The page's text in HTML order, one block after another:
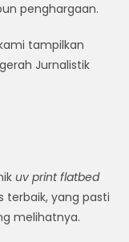
penghargaan.
tampilkan
Jurnalistik
uv print flatbed
terbaik, yang pasti
melihatnya.